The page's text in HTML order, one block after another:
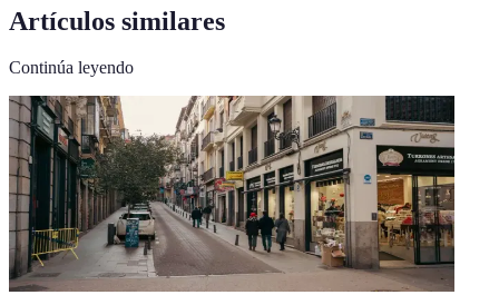
Artículos similares
Continúa leyendo